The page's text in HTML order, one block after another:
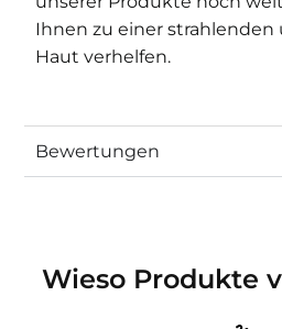
Ihnen zu einer
Haut verhelfen.
Bewertungen
Wieso Produkte